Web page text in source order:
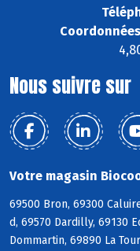
Coordonnées
Nous suivre sur
Votre magasin
69500 Bron, 69300
d, 69570 Dardilly, 69130
Dommartin, 69890 La